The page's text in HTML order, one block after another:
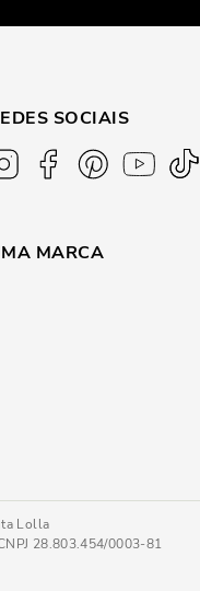
SOCIAIS
MARCA
Lolla
28.803.454/0003-81